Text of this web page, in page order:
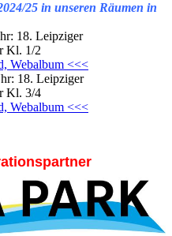
25 in unseren Räumen in
18. Leipziger
Kl. 1/2
Webalbum <<<
18. Leipziger
Kl. 3/4
Webalbum <<<